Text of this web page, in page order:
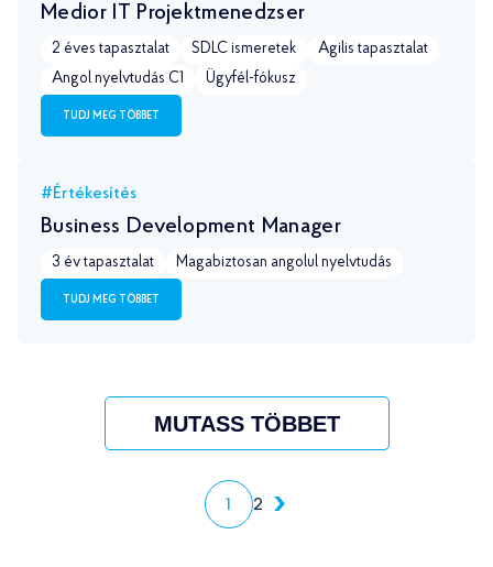
Medior IT Projektmenedzser
2 éves tapasztalat SDLC ismeretek
Agilis tapasztalat
Angol nyelvtudás С1
Ügyfél-fókusz
TUDJ MEG TÖBBET
#Értékesítés
Business Development Manager
3 év tapasztalat Magabiztosan angolul nyelvtudás
TUDJ MEG TÖBBET
MUTASS TÖBBET
1 2